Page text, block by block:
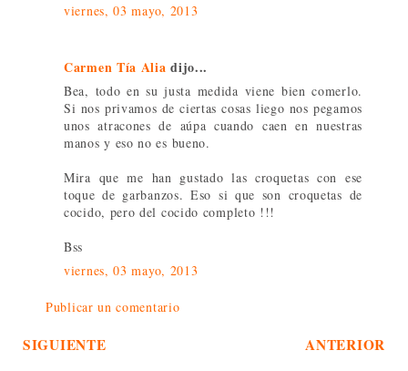
viernes, 03 mayo, 2013
Carmen Tía Alia dijo...
Bea, todo en su justa medida viene bien comerlo.
Si nos privamos de ciertas cosas liego nos pegamos
unos atracones de aúpa cuando caen en nuestras
manos y eso no es bueno.
Mira que me han gustado las croquetas con ese
toque de garbanzos. Eso si que son croquetas de
cocido, pero del cocido completo !!!
Bss
viernes, 03 mayo, 2013
Publicar un comentario
SIGUIENTE ANTERIOR